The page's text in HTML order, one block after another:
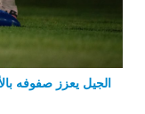
الجيل يعزز صفوفه